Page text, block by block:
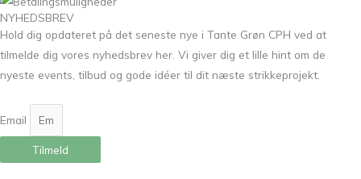
NYHEDSBREV
Hold dig opdateret på det seneste nye i Tante Grøn CPH ved at
tilmelde dig vores nyhedsbrev her. Vi giver dig et lille hint om de
nyeste events, tilbud og gode idéer til dit næste strikkeprojekt.
Email
Tilmeld